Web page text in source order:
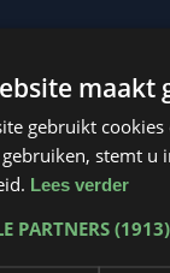
maakt
gebruikt
stemt u
Lees verder
PARTNERS